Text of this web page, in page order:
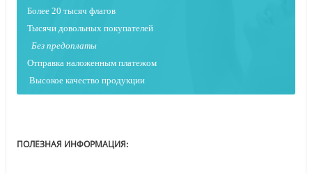
Более 20 тысяч флагов
Тысячи довольных покупателей
Без предоплаты
Отправка наложенным платежом
Высокое качество продукции
ПОЛЕЗНАЯ ИНФОРМАЦИЯ: